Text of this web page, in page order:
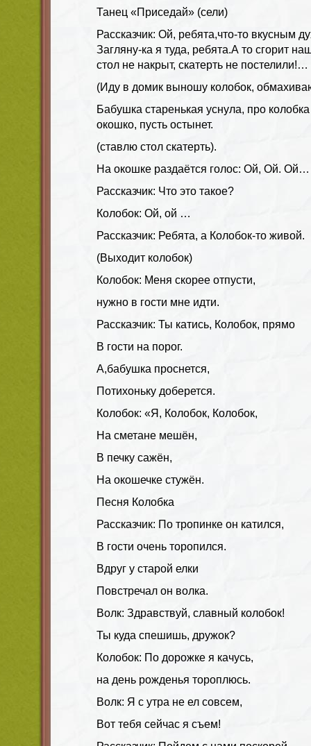
Танец «Приседай» (сели)
Рассказчик: Ой, ребята,что-то вкусным
Загляну-ка я туда, ребята.А то сгорит
стол не накрыт, скатерть не постелили!…
(Иду в домик выношу колобок,
Бабушка старенькая уснула, про
окошко, пусть остынет.
(ставлю стол скатерть).
На окошке раздаётся голос: Ой, Ой. Ой…
Рассказчик: Что это такое?
Колобок: Ой, ой …
Рассказчик: Ребята, а Колобок-то живой.
(Выходит колобок)
Колобок: Меня скорее отпусти,
нужно в гости мне идти.
Рассказчик: Ты катись, Колобок, прямо
В гости на порог.
A,бабушка проснется,
Потихоньку доберется.
Колобок: «Я, Колобок, Колобок,
На сметане мешён,
В печку сажён,
На окошечке стужён.
Песня Колобка
Рассказчик: По тропинке он катился,
В гости очень торопился.
Вдруг у старой елки
Повстречал он волка.
Волк: Здравствуй, славный колобок!
Ты куда спешишь, дружок?
Колобок: По дорожке я качусь,
на день рожденья тороплюсь.
Волк: Я с утра не ел совсем,
Вот тебя сейчас я съем!